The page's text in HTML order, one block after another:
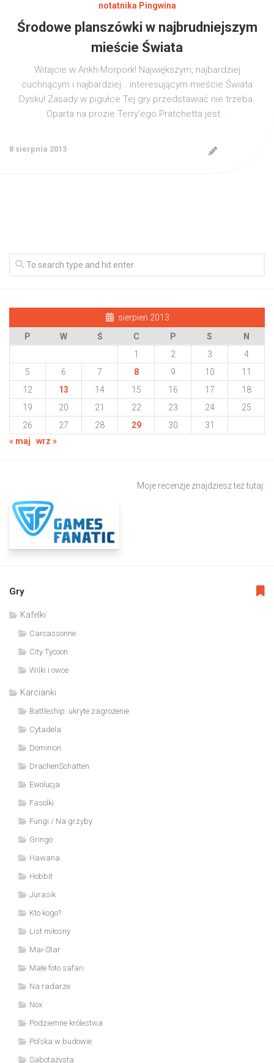
notatnika Pingwina
Środowe planszówki w najbrudniejszym
mieście Świata
Witajcie w Ankh-Morpork! Największym, najbardziej
cuchnącym i najbardziej… interesującym mieście Świata
Dysku! Zasady w pigułce Tej gry przedstawiać nie trzeba.
Oparta na prozie Terry’ego Pratchetta jest...
8 sierpnia 2013
sierpień 2013
P
W Ś C P S
N
1
2 3
4
5
6 7 8 9 10
11
12
13 14 15 16 17
18
19
20 21 22 23 24
25
26
27 28 29 30
31
« maj
wrz »
Moje recenzje znajdziesz też tutaj:
Gry
Kafelki
Carcassonne
City Tycoon
Wilki i owce
Karcianki
Battleship: ukryte zagrożenie
Cytadela
Dominion
DrachenSchatten
Ewolucja
Fasolki
Fungi / Na grzyby
Gringo
Hawana
Hobbit
Jurasik
Kto kogo?
List miłosny
Mai-Star
Małe foto safari
Na radarze
Nox
Podziemne królestwa
Polska w budowie
Sabotażysta